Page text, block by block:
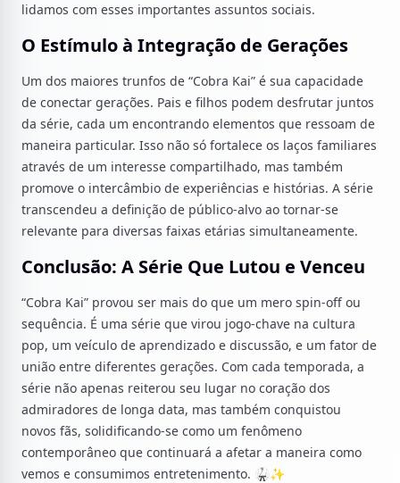
lidamos com esses importantes assuntos sociais.
O Estímulo à Integração de Gerações
Um dos maiores trunfos de “Cobra Kai” é sua capacidade
de conectar gerações. Pais e filhos podem desfrutar juntos
da série, cada um encontrando elementos que ressoam de
maneira particular. Isso não só fortalece os laços familiares
através de um interesse compartilhado, mas também
promove o intercâmbio de experiências e histórias. A série
transcendeu a definição de público-alvo ao tornar-se
relevante para diversas faixas etárias simultaneamente.
Conclusão: A Série Que Lutou e Venceu
“Cobra Kai” provou ser mais do que um mero spin-off ou
sequência. É uma série que virou jogo-chave na cultura
pop, um veículo de aprendizado e discussão, e um fator de
união entre diferentes gerações. Com cada temporada, a
série não apenas reiterou seu lugar no coração dos
admiradores de longa data, mas também conquistou
novos fãs, solidificando-se como um fenômeno
contemporâneo que continuará a afetar a maneira como
vemos e consumimos entretenimento. 🥋✨